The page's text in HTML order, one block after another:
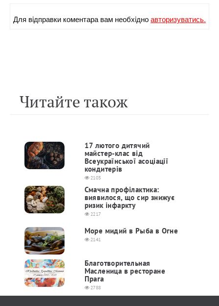
Для вiдправки коментара вам необхiдноавторизуватись.
Читайте також
17 лютого дитячий
майстер-клас від
Всеукраїнської асоціації
кондитерів
2103
Смачна профілактика:
виявилося, що сир знижує
ризик інфаркту
2217
Море мидий в Рыба в Огне
2141
Благотворительная
Масленица в ресторане
Прага
2788